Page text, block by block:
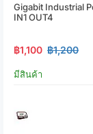
Gigabit Industrial
IN1 OUT4
฿1,100 ฿1,200
มีสินค้า